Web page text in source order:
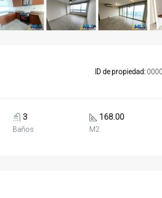
ID de propiedad:
3
Baños
168.00
M2